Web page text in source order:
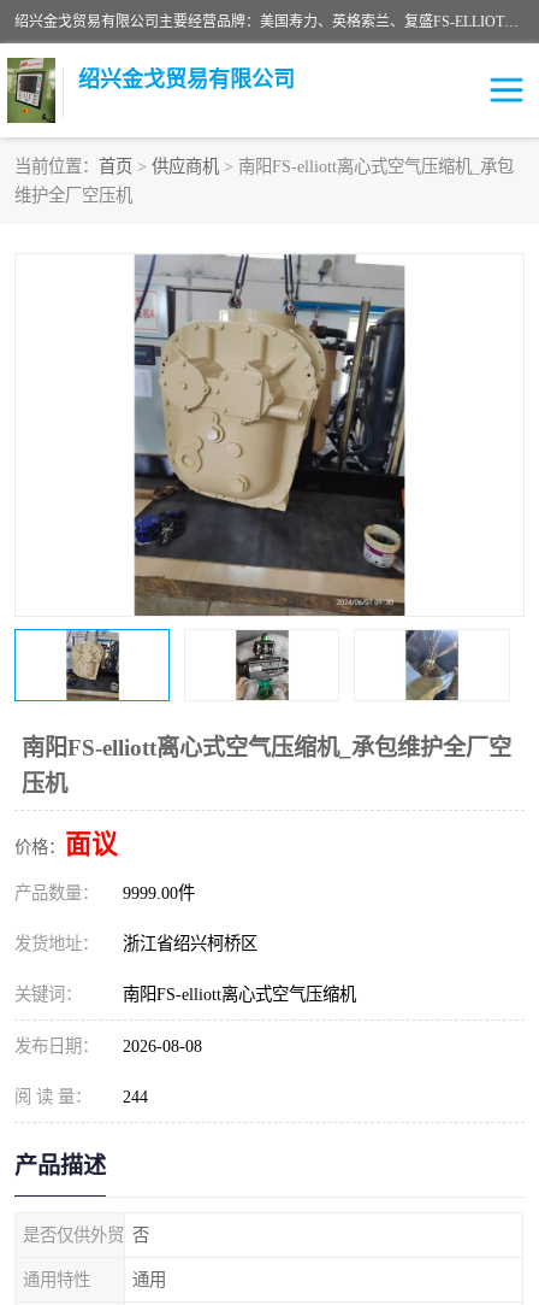
绍兴金戈贸易有限公司主要经营品牌：美国寿力、英格索兰、复盛FS-ELLIOTT，库伯COOPER、阿特拉斯等品牌空压机及配件销售；承接全厂空气压缩机管理、维护保养；节能改造；气体干燥机销售、维护、维修、保养。销售各种品牌空压机空气滤芯、油滤芯、油气分离器；精密过滤器滤芯；除油雾滤芯；抽真空滤芯，消音器，疏水器。劳务承接：全厂空压机维修保养工程，安装工程；移机或汰换工程；节能改造工程等。
绍兴金戈贸易有限公司
当前位置： 首页 > 供应商机 > 南阳FS-elliott离心式空气压缩机_承包
维护全厂空压机
南阳FS-elliott离心式空气压缩机_承包维护全厂空
压机
价格： 面议
产品数量： 9999.00件
发货地址： 浙江省绍兴柯桥区
关键词： 南阳FS-elliott离心式空气压缩机
发布日期： 2026-08-08
阅 读 量： 244
产品描述
是否仅供外贸 否
通用特性 通用
二手空压机
英格索兰配件
中车鼓风机 闽台富源特种陶瓷
美国寿力空压机零部件 英格索兰离心机空滤芯
英格索兰COOPER离心机 库伯卡麦隆离心机零件
微电脑控制器 离心式压缩机高速转子组
复盛离心机零件 中冷耐高温气侧密封胶垫
空气过滤器 阿特拉斯
冷却器 复盛FS-elliott离心机零件
CAMERON空压机维修 CAMERON空压机显示屏